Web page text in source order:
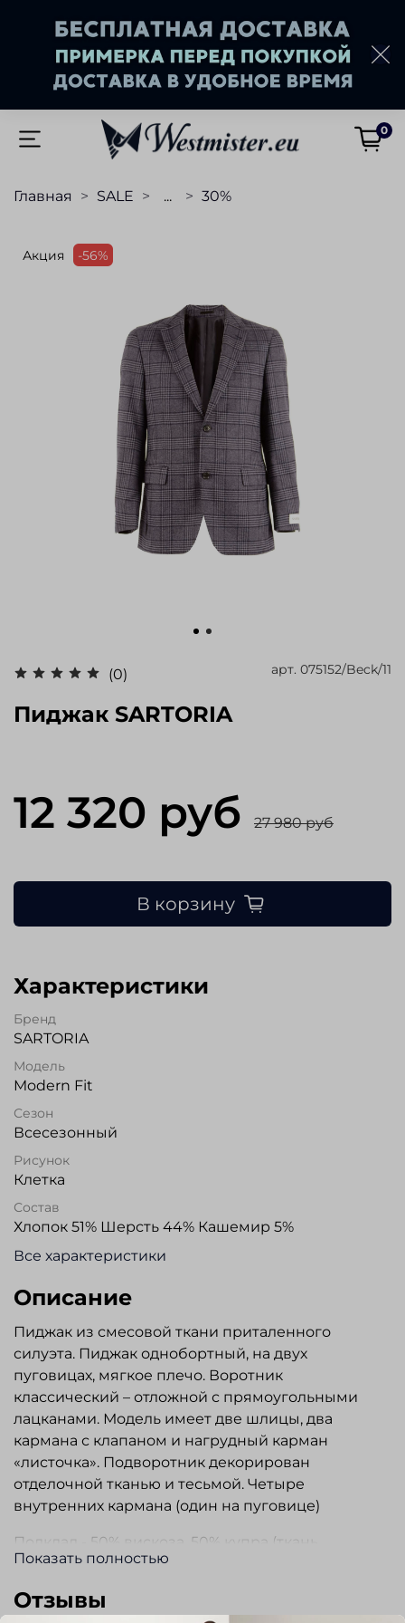
0
Главная SALE ... 30%
Акция -56%
(0) арт. 075152/Beck/11
Пиджак SARTORIA
12 320 руб 27 980 руб
В корзину
Характеристики
Бренд
SARTORIA
Модель
Modern Fit
Сезон
Всесезонный
Рисунок
Клетка
Состав
Хлопок 51% Шерсть 44% Кашемир 5%
Все характеристики
Описание
Пиджак из смесовой ткани приталенного
силуэта. Пиджак однобортный, на двух
пуговицах, мягкое плечо. Воротник
классический – отложной с прямоугольными
лацканами. Модель имеет две шлицы, два
кармана с клапаном и нагрудный карман
«листочка». Подворотник декорирован
отделочной тканью и тесьмой. Четыре
внутренних кармана (один на пуговице)
Подклад - 50% вискоза, 50% купра (ткань
подклада черного цвета, подклад рукава в
Показать полностью
Отзывы